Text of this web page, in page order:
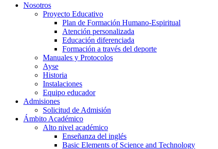
Nosotros
Proyecto Educativo
Plan de Formación Humano-Espiritual
Atención personalizada
Educación diferenciada
Formación a través del deporte
Manuales y Protocolos
Ayse
Historia
Instalaciones
Equipo educador
Admisiones
Solicitud de Admisión
Ámbito Académico
Alto nivel académico
Enseñanza del inglés
Basic Elements of Science and Technology